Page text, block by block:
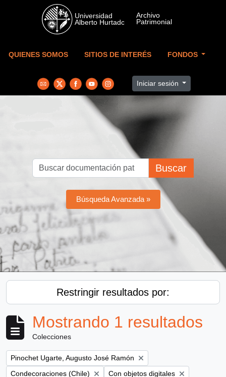
Skip to main content
QUIENES SOMOS SITIOS DE INTERÉS FONDOS
Iniciar sesión
Buscar
Búsqueda Avanzada »
Restringir resultados por:
Mostrando 1 resultados
Colecciones
Remove filter:
Pinochet Ugarte, Augusto José Ramón
Remove filter:
Condecoraciones (Chile) Remove filter:
Con objetos digitales